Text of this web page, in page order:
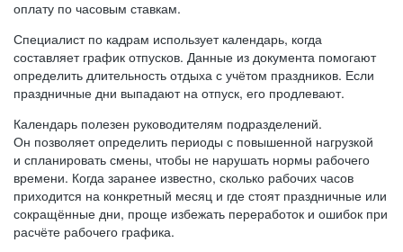
оплату по часовым ставкам.
Специалист по кадрам использует календарь, когда
составляет график отпусков. Данные из документа помогают
определить длительность отдыха с учётом праздников. Если
праздничные дни выпадают на отпуск, его продлевают.
Календарь полезен руководителям подразделений.
Он позволяет определить периоды с повышенной нагрузкой
и спланировать смены, чтобы не нарушать нормы рабочего
времени. Когда заранее известно, сколько рабочих часов
приходится на конкретный месяц и где стоят праздничные или
сокращённые дни, проще избежать переработок и ошибок при
расчёте рабочего графика.